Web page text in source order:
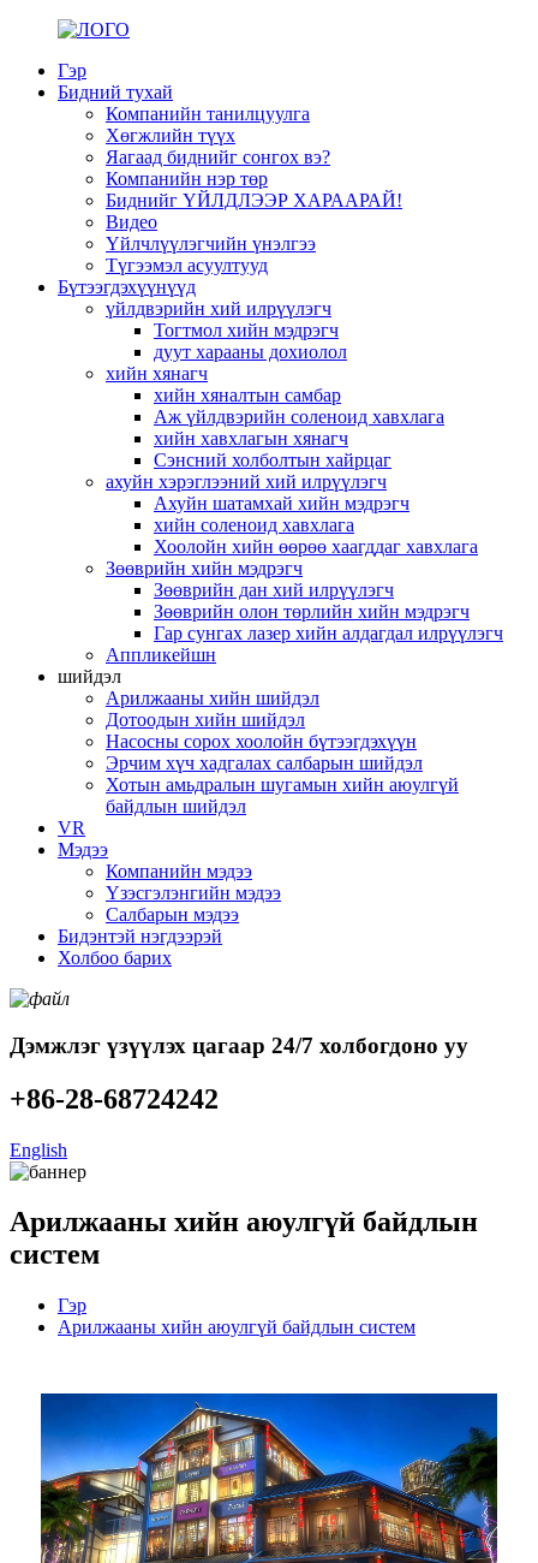
Гэр
Бидний тухай
Компанийн танилцуулга
Хөгжлийн түүх
Яагаад биднийг сонгох вэ?
Компанийн нэр төр
Биднийг ҮЙЛДЛЭЭР ХАРААРАЙ!
Видео
Үйлчлүүлэгчийн үнэлгээ
Түгээмэл асуултууд
Бүтээгдэхүүнүүд
үйлдвэрийн хий илрүүлэгч
Тогтмол хийн мэдрэгч
дуут харааны дохиолол
хийн хянагч
хийн хяналтын самбар
Аж үйлдвэрийн соленоид хавхлага
хийн хавхлагын хянагч
Сэнсний холболтын хайрцаг
ахуйн хэрэглээний хий илрүүлэгч
Ахуйн шатамхай хийн мэдрэгч
хийн соленоид хавхлага
Хоолойн хийн өөрөө хаагддаг хавхлага
Зөөврийн хийн мэдрэгч
Зөөврийн дан хий илрүүлэгч
Зөөврийн олон төрлийн хийн мэдрэгч
Гар сунгах лазер хийн алдагдал илрүүлэгч
Аппликейшн
шийдэл
Арилжааны хийн шийдэл
Дотоодын хийн шийдэл
Насосны сорох хоолойн бүтээгдэхүүн
Эрчим хүч хадгалах салбарын шийдэл
Хотын амьдралын шугамын хийн аюулгүй
байдлын шийдэл
VR
Мэдээ
Компанийн мэдээ
Үзэсгэлэнгийн мэдээ
Салбарын мэдээ
Бидэнтэй нэгдээрэй
Холбоо барих
Дэмжлэг үзүүлэх цагаар 24/7 холбогдоно уу
+86-28-68724242
English
Арилжааны хийн аюулгүй байдлын
систем
Гэр
Арилжааны хийн аюулгүй байдлын систем